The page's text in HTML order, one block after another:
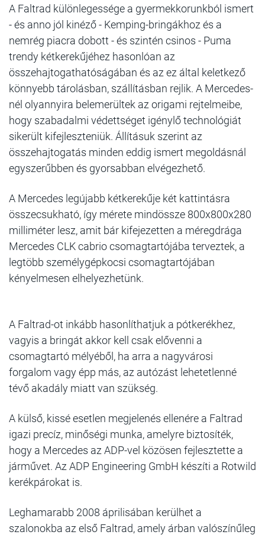
A Faltrad különlegessége a gyermekkorunkból ismert
- és anno jól kinéző - Kemping-bringákhoz és a
nemrég piacra dobott - és szintén csinos - Puma
trendy kétkerekűjéhez hasonlóan az
összehajtogathatóságában és az ez által keletkező
könnyebb tárolásban, szállításban rejlik. A Mercedes-
nél olyannyira belemerültek az origami rejtelmeibe,
hogy szabadalmi védettséget igénylő technológiát
sikerült kifejleszteniük. Állításuk szerint az
összehajtogatás minden eddig ismert megoldásnál
egyszerűbben és gyorsabban elvégezhető.
A Mercedes legújabb kétkerekűje két kattintásra
összecsukható, így mérete mindössze 800x800x280
milliméter lesz, amit bár kifejezetten a méregdrága
Mercedes CLK cabrio csomagtartójába terveztek, a
legtöbb személygépkocsi csomagtartójában
kényelmesen elhelyezhetünk.
A Faltrad-ot inkább hasonlíthatjuk a pótkerékhez,
vagyis a bringát akkor kell csak elővenni a
csomagtartó mélyéből, ha arra a nagyvárosi
forgalom vagy épp más, az autózást lehetetlenné
tévő akadály miatt van szükség.
A külső, kissé esetlen megjelenés ellenére a Faltrad
igazi precíz, minőségi munka, amelyre biztosíték,
hogy a Mercedes az ADP-vel közösen fejlesztette a
járművet. Az ADP Engineering GmbH készíti a Rotwild
kerékpárokat is.
Leghamarabb 2008 áprilisában kerülhet a
szalonokba az első Faltrad, amely árban valószínűleg